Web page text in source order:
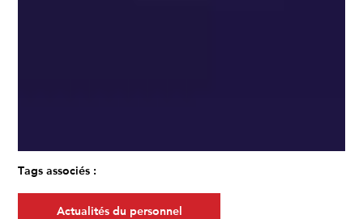
Tags associés :
Actualités du personnel